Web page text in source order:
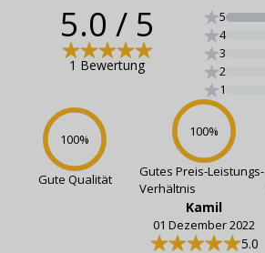
5.0 / 5
1 Bewertung
5
4
3
2
1
100%
Gute Qualität
100%
Gutes Preis-Leistungs-
Verhältnis
Kamil
01 Dezember 2022
5.0